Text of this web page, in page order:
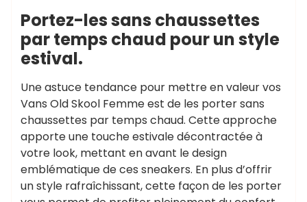
Portez-les sans chaussettes
par temps chaud pour un style
estival.
Une astuce tendance pour mettre en valeur vos
Vans Old Skool Femme est de les porter sans
chaussettes par temps chaud. Cette approche
apporte une touche estivale décontractée à
votre look, mettant en avant le design
emblématique de ces sneakers. En plus d’offrir
un style rafraîchissant, cette façon de les porter